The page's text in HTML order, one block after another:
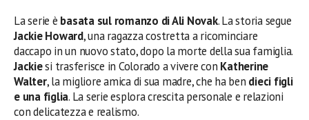
La serie è basata sul romanzo di Ali Novak. La storia segue
Jackie Howard, una ragazza costretta a ricominciare
daccapo in un nuovo stato, dopo la morte della sua famiglia.
Jackiesi trasferisce in Colorado a vivere con Katherine
Walter, la migliore amica di sua madre, che ha ben dieci figli
e una figlia. La serie esplora crescita personale e relazioni
con delicatezza e realismo.